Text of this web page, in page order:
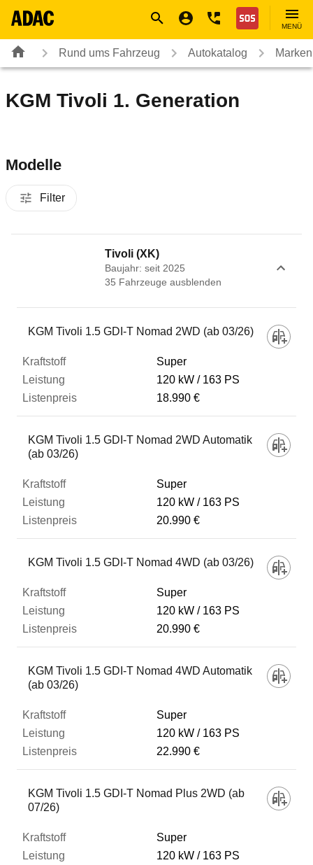
Nothilfe
MENÜ
Rund ums Fahrzeug Autokatalog
KGM Tivoli 1. Generation
Modelle
Filter
Tivoli (XK)
Baujahr: seit 2025
35 Fahrzeuge ausblenden
Fahrzeug
Kraftstoff
Leistung
Listenpreis
Zum Vergleich hinzufügen
KGM Tivoli 1.5 GDI-T Nomad 2WD (ab 03/26)
Super
120 kW
163 PS
18.990 €
KGM Tivoli 1.5 GDI-T Nomad 2WD Automatik
(ab 03/26)
Super
120 kW
163 PS
20.990 €
KGM Tivoli 1.5 GDI-T Nomad 4WD (ab 03/26)
Super
120 kW
163 PS
20.990 €
KGM Tivoli 1.5 GDI-T Nomad 4WD Automatik
(ab 03/26)
Super
120 kW
163 PS
22.990 €
KGM Tivoli 1.5 GDI-T Nomad Plus 2WD (ab
07/26)
Super
120 kW
163 PS